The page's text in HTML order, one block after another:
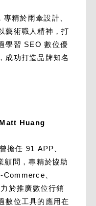
精於雨傘設計、
藝術職人精神，打
學習 SEO 數位優
成功打造品牌知名
Huang
擔任 91 APP、
顧問，專精於協助
、
於推廣數位行銷
數位工具的應用在